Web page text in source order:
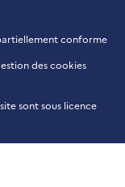
conforme
des cookies
sont sous licence